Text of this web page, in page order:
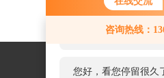
咨询热线：
服务，请问您要咨询
您好，看您停留很久